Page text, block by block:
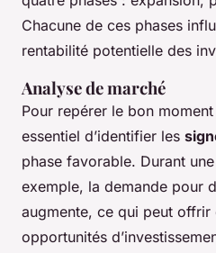
Chacune de ces phases
rentabilité potentielle des
Analyse de marché
Pour repérer le bon
essentiel d’identifier les
phase favorable. Durant une
exemple, la demande pour
augmente, ce qui peut offrir
opportunités